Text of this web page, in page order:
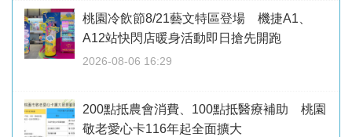
桃園冷飲節8/21藝文特區登場 機捷A1、
A12站快閃店暖身活動即日搶先開跑
2026-08-06 16:29
200點抵農會消費、100點抵醫療補助 桃園
敬老愛心卡116年起全面擴大